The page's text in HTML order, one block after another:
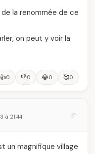
de la renommée de ce
on peut y voir la
👍0 👎0 😂0 🥰0
à 21:44
un magnifique village